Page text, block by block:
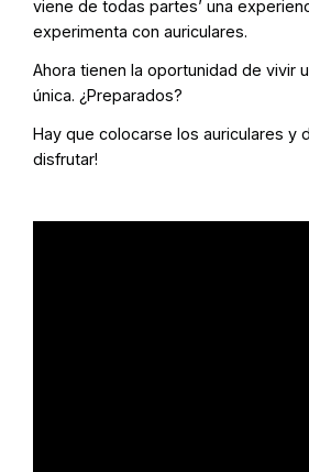
viene de todas partes’ una
experimenta con auriculares.
Ahora tienen la oportunidad de vivir
única. ¿Preparados?
Hay que colocarse los auriculares y
disfrutar!